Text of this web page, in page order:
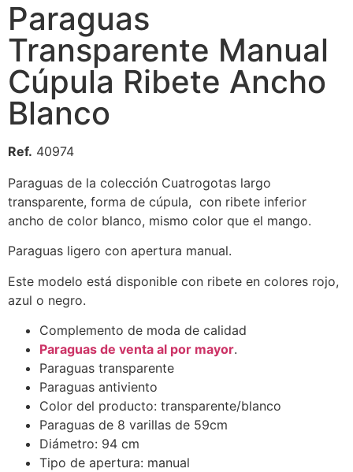
Paraguas
Transparente Manual
Cúpula Ribete Ancho
Blanco
Ref. 40974
Paraguas de la colección Cuatrogotas largo
transparente, forma de cúpula, con ribete inferior
ancho de color blanco, mismo color que el mango.
Paraguas ligero con apertura manual.
Este modelo está disponible con ribete en colores rojo,
azul o negro.
Complemento de moda de calidad
Paraguas de venta al por mayor.
Paraguas transparente
Paraguas antiviento
Color del producto: transparente/blanco
Paraguas de 8 varillas de 59cm
Diámetro: 94 cm
Tipo de apertura: manual